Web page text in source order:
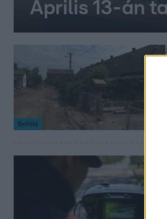
Április 13-án
Belföld